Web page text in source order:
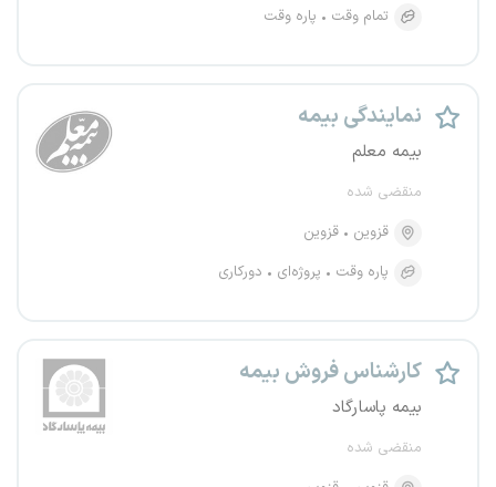
تمام وقت
پاره وقت
نمایندگی بیمه
بیمه معلم
منقضی شده
قزوین
قزوین
پاره وقت
پروژه‌ای دورکاری
کارشناس فروش بیمه
بیمه پاسارگاد
منقضی شده